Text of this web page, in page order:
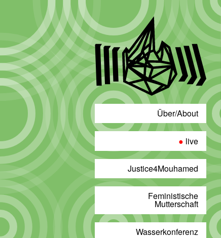
Über/About
live
Justice4Mouhamed
Feministische
Mutterschaft
Wasserkonferenz